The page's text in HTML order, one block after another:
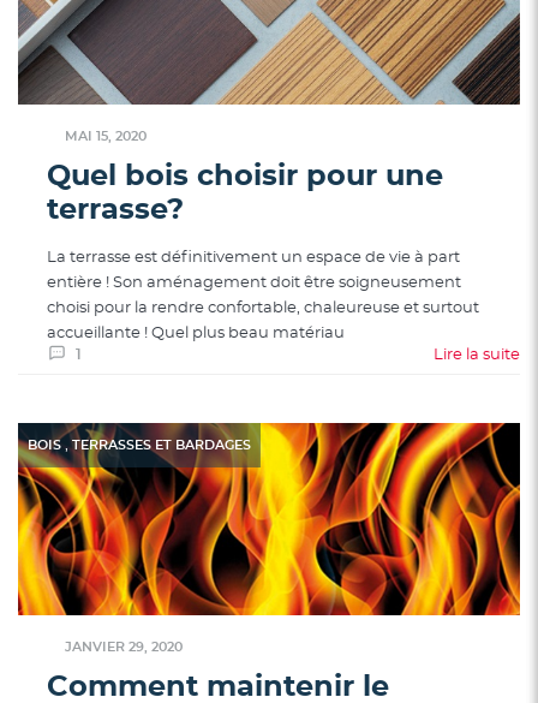
MAI 15, 2020
1
Quel bois choisir pour une
terrasse?
La terrasse est définitivement un espace de vie à part
entière ! Son aménagement doit être soigneusement
choisi pour la rendre confortable, chaleureuse et surtout
accueillante ! Quel plus beau matériau
Lire la suite
JANVIER 29, 2020
BOIS ,TERRASSES ET BARDAGES
Comment maintenir le